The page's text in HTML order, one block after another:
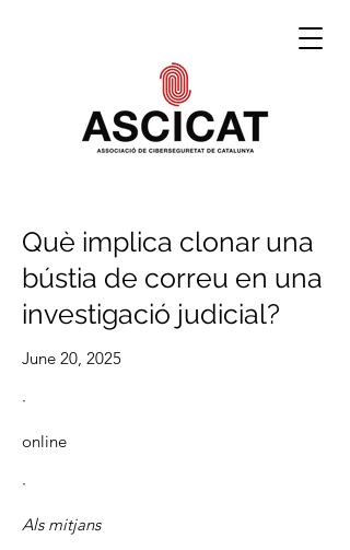
Què implica clonar una
bústia de correu en una
investigació judicial?
June 20, 2025
·
online
·
Als mitjans